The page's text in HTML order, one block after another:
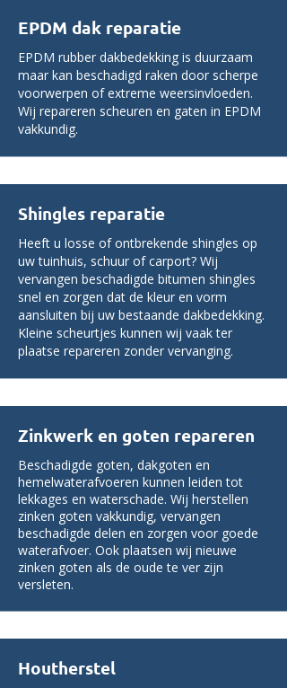
EPDM dak reparatie
EPDM rubber dakbedekking is duurzaam
maar kan beschadigd raken door scherpe
voorwerpen of extreme weersinvloeden.
Wij repareren scheuren en gaten in EPDM
vakkundig.
Shingles reparatie
Heeft u losse of ontbrekende shingles op
uw tuinhuis, schuur of carport? Wij
vervangen beschadigde bitumen shingles
snel en zorgen dat de kleur en vorm
aansluiten bij uw bestaande dakbedekking.
Kleine scheurtjes kunnen wij vaak ter
plaatse repareren zonder vervanging.
Zinkwerk en goten repareren
Beschadigde goten, dakgoten en
hemelwaterafvoeren kunnen leiden tot
lekkages en waterschade. Wij herstellen
zinken goten vakkundig, vervangen
beschadigde delen en zorgen voor goede
waterafvoer. Ook plaatsen wij nieuwe
zinken goten als de oude te ver zijn
versleten.
Houtherstel